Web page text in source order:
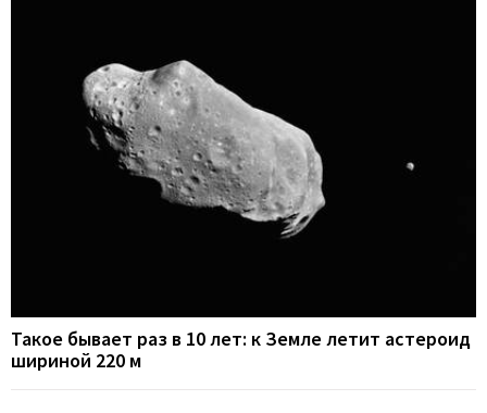
Такое бывает раз в 10 лет: к Земле летит астероид
шириной 220 м